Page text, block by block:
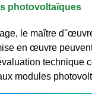
photovoltaïques
le maître
en œuvre
technique
modules